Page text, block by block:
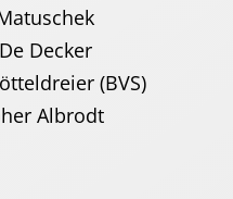
Decker
(BVS)
Albrodt